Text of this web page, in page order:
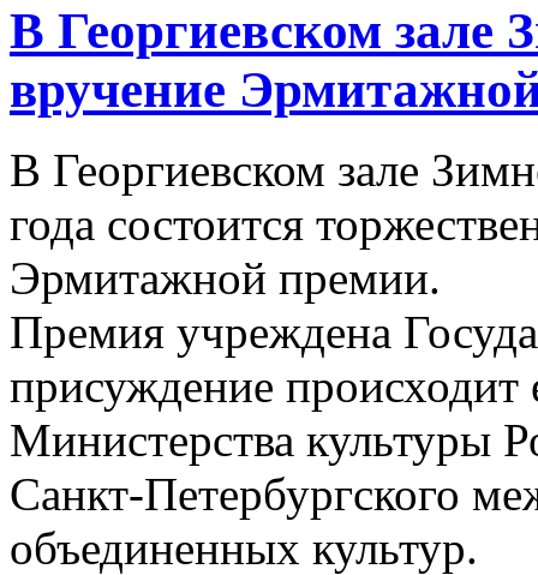
В Георгиевском зале
вручение
В Георгиевском зале
года состоится
Эрмитажной премии.
Премия учреждена
присуждение
Министерства культуры
Санкт-Петербургского
объединенных культур.